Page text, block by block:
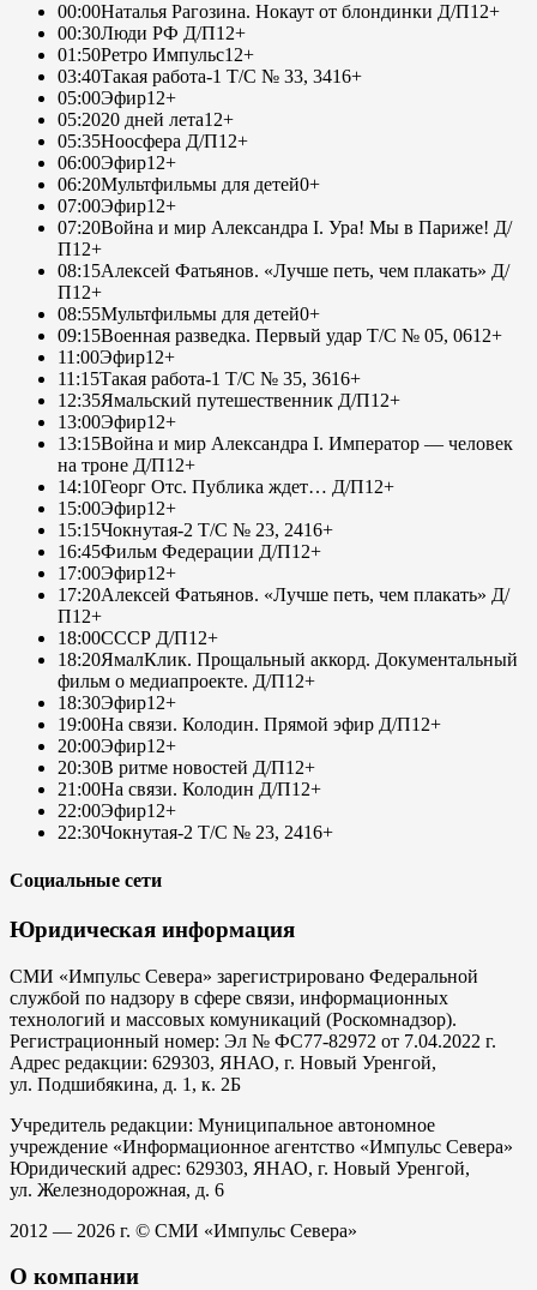
00:00Наталья Рагозина. Нокаут от блондинки Д/П12+
00:30Люди РФ Д/П12+
01:50Ретро Импульс12+
03:40Такая работа-1 Т/С № 33, 3416+
05:00Эфир12+
05:2020 дней лета12+
05:35Ноосфера Д/П12+
06:00Эфир12+
06:20Мультфильмы для детей0+
07:00Эфир12+
07:20Война и мир Александра I. Ура! Мы в Париже! Д/
П12+
08:15Алексей Фатьянов. «Лучше петь, чем плакать» Д/
П12+
08:55Мультфильмы для детей0+
09:15Военная разведка. Первый удар Т/С № 05, 0612+
11:00Эфир12+
11:15Такая работа-1 Т/С № 35, 3616+
12:35Ямальский путешественник Д/П12+
13:00Эфир12+
13:15Война и мир Александра I. Император — человек
на троне Д/П12+
14:10Георг Отс. Публика ждет… Д/П12+
15:00Эфир12+
15:15Чокнутая-2 Т/С № 23, 2416+
16:45Фильм Федерации Д/П12+
17:00Эфир12+
17:20Алексей Фатьянов. «Лучше петь, чем плакать» Д/
П12+
18:00СССР Д/П12+
18:20ЯмалКлик. Прощальный аккорд. Документальный
фильм о медиапроекте. Д/П12+
18:30Эфир12+
19:00На связи. Колодин. Прямой эфир Д/П12+
20:00Эфир12+
20:30В ритме новостей Д/П12+
21:00На связи. Колодин Д/П12+
22:00Эфир12+
22:30Чокнутая-2 Т/С № 23, 2416+
Социальные сети
Юридическая информация
СМИ «Импульс Севера» зарегистрировано Федеральной
службой по надзору в сфере связи, информационных
технологий и массовых комуникаций (Роскомнадзор).
Регистрационный номер: Эл № ФС77-82972 от 7.04.2022 г.
Адрес редакции: 629303, ЯНАО, г. Новый Уренгой,
ул. Подшибякина, д. 1, к. 2Б
Учредитель редакции: Муниципальное автономное
учреждение «Информационное агентство «Импульс Севера»
Юридический адрес: 629303, ЯНАО, г. Новый Уренгой,
ул. Железнодорожная, д. 6
2012 — 2026 г. © СМИ «Импульс Севера»
О компании